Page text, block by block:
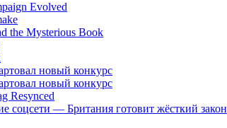
Evolved
the Mysterious Book
новый конкурс
новый конкурс
Resynced
соцсети — Британия готовит жёсткий закон